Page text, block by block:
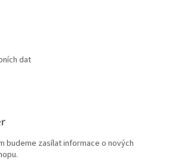
dat
budeme zasílat informace o nových